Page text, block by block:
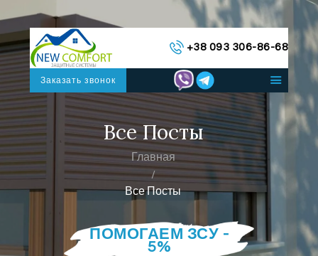
+38 093 306-86-68
Заказать звонок
Все Посты
Главная
Все Посты
ПОМОГАЕМ ЗСУ -
5%
ГЛАВНАЯ
КАТАЛОГ СИСТЕМ
О НАС
КОНТАКТЫ
РУССКИЙ